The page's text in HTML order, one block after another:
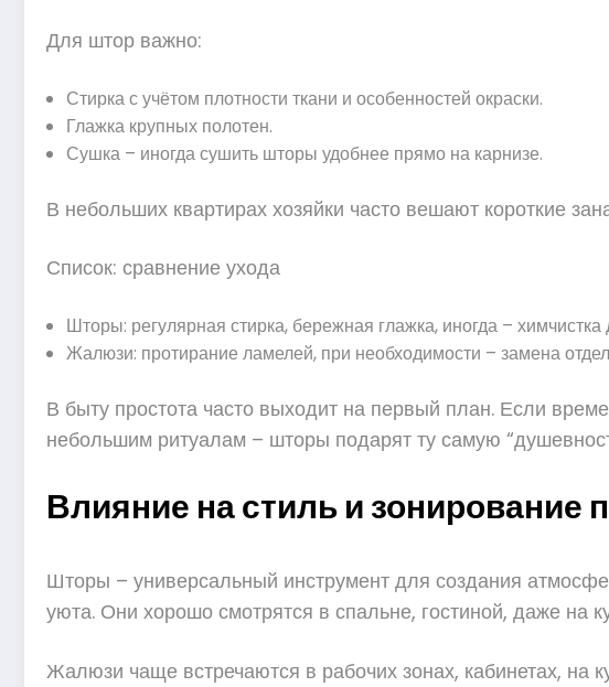
Для штор важно:
Стирка с учётом плотности ткани и особенностей окраски.
Глажка крупных полотен.
Сушка – иногда сушить шторы удобнее прямо на карнизе.
В небольших квартирах хозяйки часто вешают короткие
Список: сравнение ухода
Шторы: регулярная стирка, бережная глажка, иногда – химчистка
Жалюзи: протирание ламелей, при необходимости – замена
В быту простота часто выходит на первый план. Если
небольшим ритуалам – шторы подарят ту самую
Влияние на стиль и зонирование
Шторы – универсальный инструмент для создания
уюта. Они хорошо смотрятся в спальне, гостиной, даже на
Жалюзи чаще встречаются в рабочих зонах, кабинетах, на